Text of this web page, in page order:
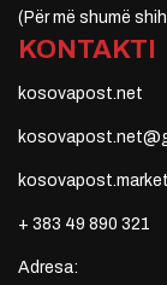
(Për më shumë
KONTAKTI
kosovapost.net
+ 383 49 890 321
Adresa: